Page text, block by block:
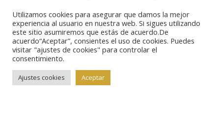
La entrada es gratuita pero limitará la entrada
estableciéndose un aforo concreto como medida de
seguridad. En cuanto a la ubicación, tendrá lugar en
Utilizamos cookies para asegurar que damos la mejor
experiencia al usuario en nuestra web. Si sigues utilizando
este sitio asumiremos que estás de acuerdo.De
acuerdo“Aceptar”, consientes el uso de cookies. Puedes
visitar "ajustes de cookies" para controlar el
consentimiento.
Ajustes cookies Aceptar